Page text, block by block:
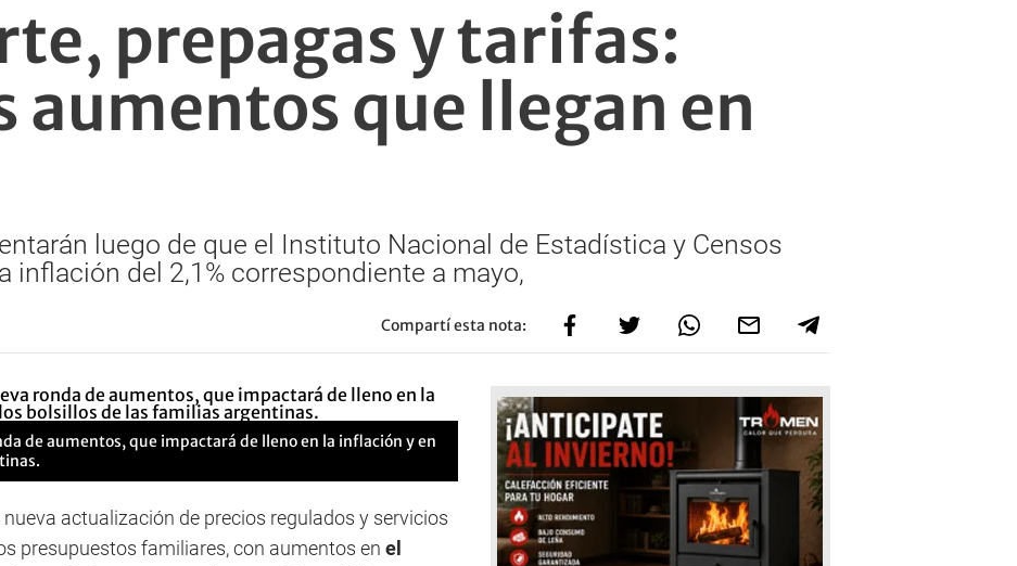
prepagas y tarifas:
aumentos que llegan en
luego de que el Instituto Nacional de Estadística y Censos
inflación del 2,1% correspondiente a mayo,
Compartí esta nota:
de aumentos, que impactará de lleno en la inflación y en
actualización de precios regulados y servicios
presupuestos familiares, con aumentos en el